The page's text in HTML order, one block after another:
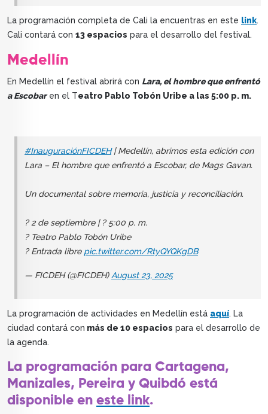
La programación completa de Cali la encuentras en este link.
Cali contará con 13 espacios para el desarrollo del festival.
Medellín
En Medellín el festival abrirá con Lara, el hombre que enfrentó
a Escobaren el Teatro Pablo Tobón Uribe a las 5:00 p. m.
#InauguraciónFICDEH| Medellín, abrimos esta edición con
Lara – El hombre que enfrentó a Escobar, de Mags Gavan.
Un documental sobre memoria, justicia y reconciliación.
? 2 de septiembre | ? 5:00 p. m.
? Teatro Pablo Tobón Uribe
? Entrada libre pic.twitter.com/RtyQYQKgDB
— FICDEH (@FICDEH)August 23, 2025
La programación de actividades en Medellín está aquí. La
ciudad contará con más de 10 espacios para el desarrollo de
la agenda.
La programación para Cartagena,
Manizales, Pereira y Quibdó está
disponible en este link.